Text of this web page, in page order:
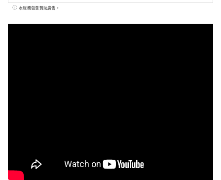
“水果岡山”，在瀨戶內溫暖的氣候下，陽光
本服務包含贊助廣告。